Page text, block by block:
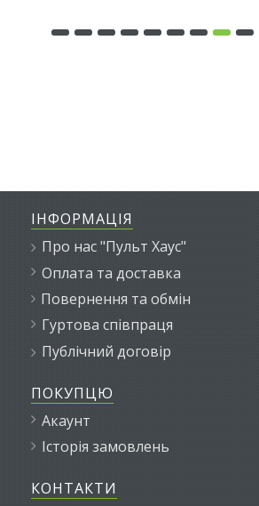
ІНФОРМАЦІЯ
Про нас "Пульт Хаус"
Оплата та доставка
Повернення та обмін
Гуртова співпраця
Публічний договір
ПОКУПЦЮ
Акаунт
Історія замовлень
КОНТАКТИ